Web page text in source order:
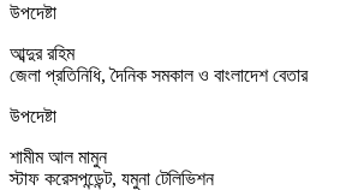
উপদেষ্টা
আব্দুর রহিম
জেলা প্রতিনিধি, দৈনিক সমকাল ও বাংলাদেশ বেতার
উপদেষ্টা
শামীম আল মামুন
স্টাফ করেসপন্ডেন্ট, যমুনা টেলিভিশন